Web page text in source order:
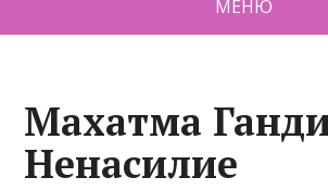
МЕНЮ
Махатма
Ненасилие